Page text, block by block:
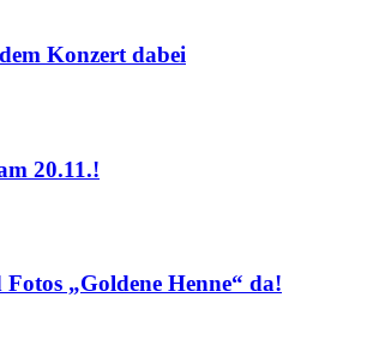
Konzert dabei
20.11.!
„Goldene Henne“ da!